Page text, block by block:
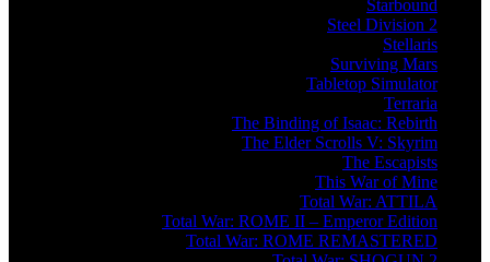
Starbound
Steel Division 2
Stellaris
Surviving Mars
Tabletop Simulator
Terraria
The Binding of Isaac: Rebirth
The Elder Scrolls V: Skyrim
The Escapists
This War of Mine
Total War: ATTILA
Total War: ROME II – Emperor Edition
Total War: ROME REMASTERED